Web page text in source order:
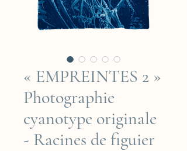
« EMPREINTES 2 »
Photographie
cyanotype originale
- Racines de figuier